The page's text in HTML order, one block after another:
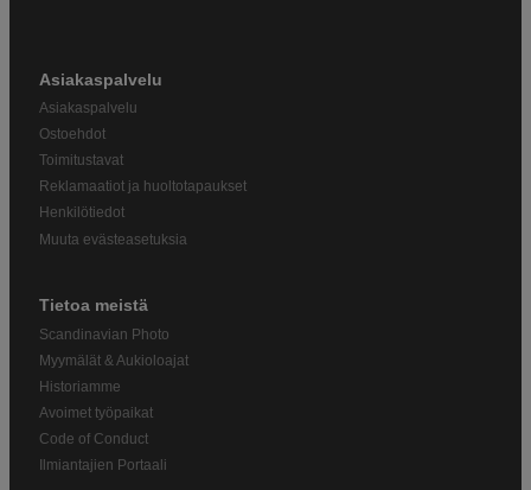
Asiakaspalvelu
Asiakaspalvelu
Ostoehdot
Toimitustavat
Reklamaatiot ja huoltotapaukset
Henkilötiedot
Muuta evästeasetuksia
Tietoa meistä
Scandinavian Photo
Myymälät & Aukioloajat
Historiamme
Avoimet työpaikat
Code of Conduct
Ilmiantajien Portaali